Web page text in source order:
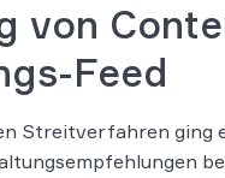
von
Feed
Streitverfahren ging